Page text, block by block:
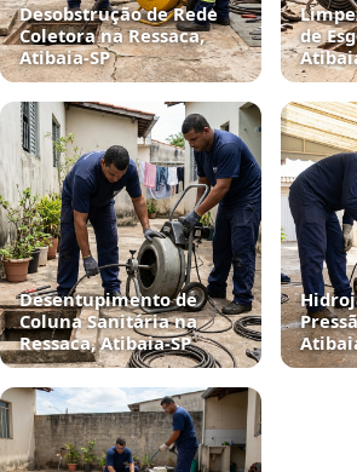
Desobstrução de Rede
Coletora na Ressaca,
Atibaia‑SP
de
Desentupimento de
Coluna Sanitária na
Ressaca, Atibaia‑SP